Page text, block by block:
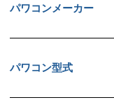
パワコンメーカー
パワコン型式